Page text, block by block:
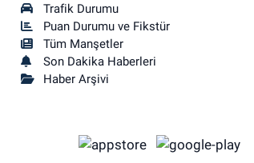
Trafik Durumu
Puan Durumu ve Fikstür
Tüm Manşetler
Son Dakika Haberleri
Haber Arşivi